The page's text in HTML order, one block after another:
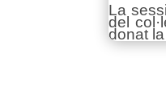
La
del
donat